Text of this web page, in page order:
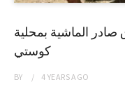
الماشية بمحلية
كوستي
BY 4 YEARSAGO